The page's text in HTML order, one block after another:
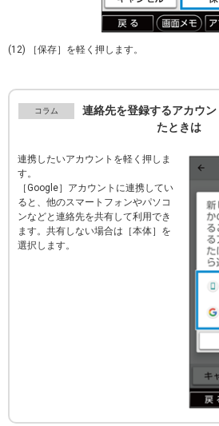
(12) ［保存］を軽く押します。
連絡先を登録するアカウ
たときは
連携したいアカウントを軽く押しま
す。
［Google］アカウントに連携してい
ると、他のスマートフォンやパソコ
ンなどと連絡先を共有して利用でき
ます。共有しない場合は［本体］を
選択します。